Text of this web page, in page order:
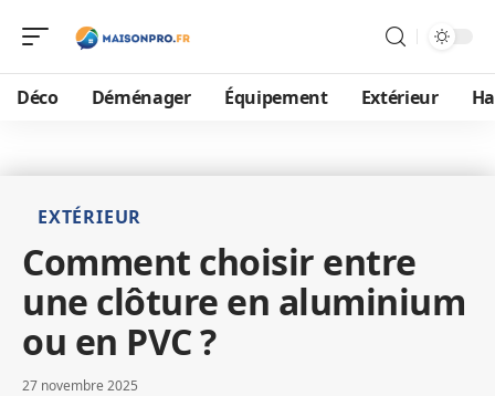
Déco Déménager Équipement Extérieur
EXTÉRIEUR
Comment choisir entre
une clôture en aluminium
ou en PVC ?
27 novembre 2025